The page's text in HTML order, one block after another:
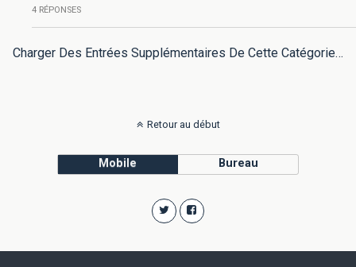
4 RÉPONSES
Charger Des Entrées Supplémentaires De Cette Catégorie…
Retour au début
Mobile Bureau